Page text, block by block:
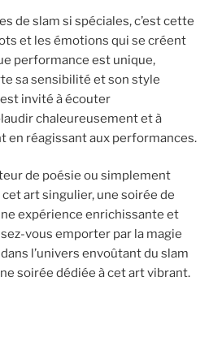
de slam si spéciales, c’est cette
et les émotions qui se créent
performance est unique,
sa sensibilité et son style
invité à écouter
chaleureusement et à
en réagissant aux performances.
de poésie ou simplement
art singulier, une soirée de
expérience enrichissante et
vous emporter par la magie
l’univers envoûtant du slam
soirée dédiée à cet art vibrant.